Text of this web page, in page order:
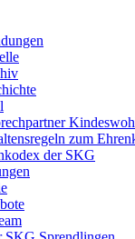
zum
der SKG